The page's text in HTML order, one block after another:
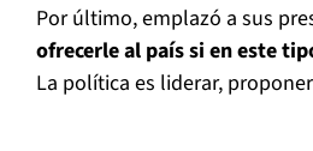
Por último, emplazó a sus
ofrecerle al país si en este
La política es liderar,